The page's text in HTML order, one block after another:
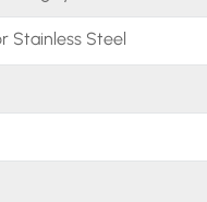
Stainless Steel